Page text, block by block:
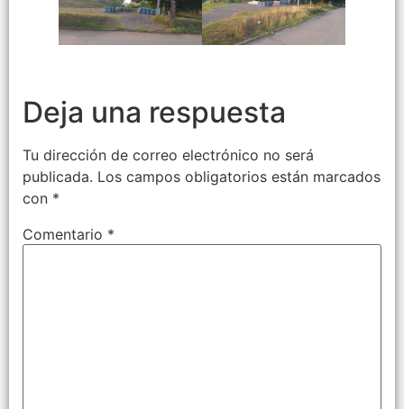
Deja una respuesta
Tu dirección de correo electrónico no será
publicada. Los campos obligatorios están marcados
con *
Comentario *